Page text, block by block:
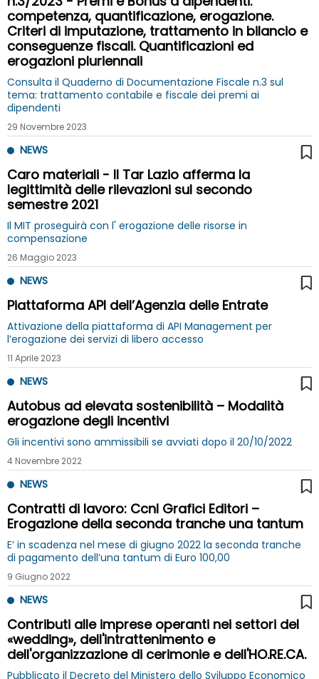
competenza, quantificazione, erogazione.
Criteri di imputazione, trattamento in bilancio e
conseguenze fiscali. Quantificazioni ed
erogazioni pluriennali
Consulta il Quaderno di Documentazione Fiscale n.3 sul
tema: trattamento contabile e fiscale dei premi ai
dipendenti
29 Novembre 2023
NEWS
Caro materiali - Il Tar Lazio afferma la
legittimità delle rilevazioni sul secondo
semestre 2021
Il MIT proseguirà con l' erogazione delle risorse in
compensazione
26 Maggio 2023
NEWS
Piattaforma API dell’Agenzia delle Entrate
Attivazione della piattaforma di API Management per
l’erogazione dei servizi di libero accesso
11 Aprile 2023
NEWS
Autobus ad elevata sostenibilità – Modalità
erogazione degli incentivi
Gli incentivi sono ammissibili se avviati dopo il 20/10/2022
4 Novembre 2022
NEWS
Contratti di lavoro: Ccnl Grafici Editori –
Erogazione della seconda tranche una tantum
E’ in scadenza nel mese di giugno 2022 la seconda tranche
di pagamento dell’una tantum di Euro 100,00
9 Giugno 2022
NEWS
Contributi alle imprese operanti nei settori del
«wedding», dell'intrattenimento e
dell'organizzazione di cerimonie e dell'HO.RE.CA.
Pubblicato il Decreto del Ministero dello Sviluppo Economico